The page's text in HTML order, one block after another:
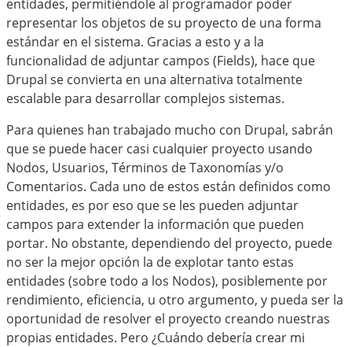
entidades, permitiéndole al programador poder
representar los objetos de su proyecto de una forma
estándar en el sistema. Gracias a esto y a la
funcionalidad de adjuntar campos (Fields), hace que
Drupal se convierta en una alternativa totalmente
escalable para desarrollar complejos sistemas.
Para quienes han trabajado mucho con Drupal, sabrán
que se puede hacer casi cualquier proyecto usando
Nodos, Usuarios, Términos de Taxonomías y/o
Comentarios. Cada uno de estos están definidos como
entidades, es por eso que se les pueden adjuntar
campos para extender la información que pueden
portar. No obstante, dependiendo del proyecto, puede
no ser la mejor opción la de explotar tanto estas
entidades (sobre todo a los Nodos), posiblemente por
rendimiento, eficiencia, u otro argumento, y pueda ser la
oportunidad de resolver el proyecto creando nuestras
propias entidades. Pero ¿Cuándo debería crear mi